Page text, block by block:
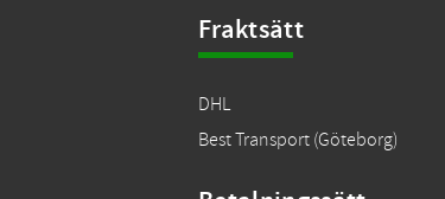
Fraktsätt
DHL
Best Transport (Göteborg)